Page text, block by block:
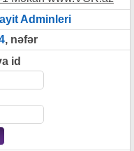
Adminleri
, nəfər
id